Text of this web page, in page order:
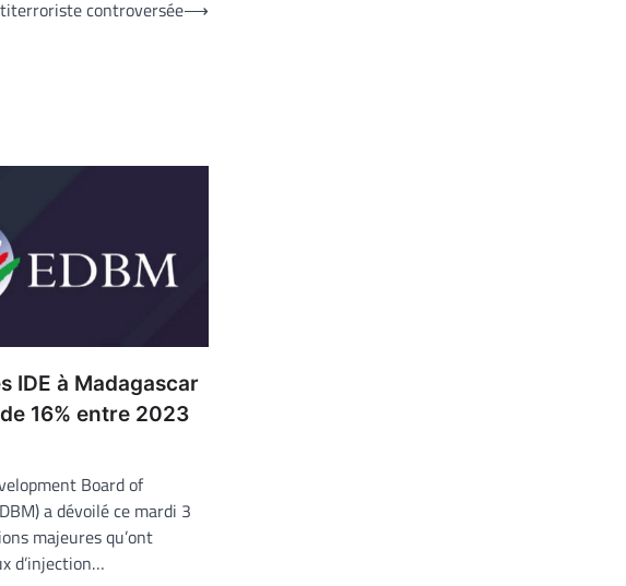
controversée⟶
IDE à Madagascar
16% entre 2023
Board of
a dévoilé ce mardi 3
majeures qu’ont
d’injection…